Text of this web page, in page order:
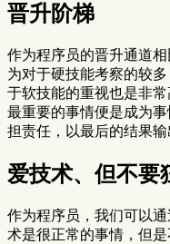
晋升阶梯
作为程序员的晋升通道
为对于硬技能考察的较
于软技能的重视也是非
最重要的事情便是成为
担责任，以最后的结果
爱技术、但不要
作为程序员，我们可以
术是很正常的事情，但